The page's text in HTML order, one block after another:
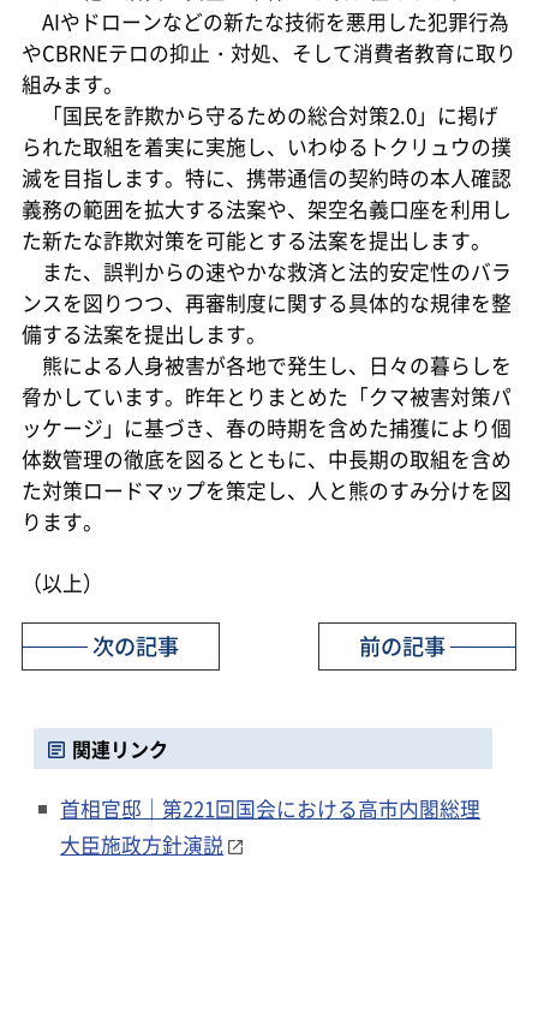
AIやドローンなどの新たな技術を悪用した犯罪行為
やCBRNEテロの抑止・対処、そして消費者教育に取り
組みます。
「国民を詐欺から守るための総合対策2.0」に掲げ
られた取組を着実に実施し、いわゆるトクリュウの撲
滅を目指します。特に、携帯通信の契約時の本人確認
義務の範囲を拡大する法案や、架空名義口座を利用し
た新たな詐欺対策を可能とする法案を提出します。
また、誤判からの速やかな救済と法的安定性のバラ
ンスを図りつつ、再審制度に関する具体的な規律を整
備する法案を提出します。
熊による人身被害が各地で発生し、日々の暮らしを
脅かしています。昨年とりまとめた「クマ被害対策パ
ッケージ」に基づき、春の時期を含めた捕獲により個
体数管理の徹底を図るとともに、中長期の取組を含め
た対策ロードマップを策定し、人と熊のすみ分けを図
ります。
（以上）
前の記事
次の記事
関連リンク
首相官邸｜第221回国会における高市内閣総理
大臣施政方針演説